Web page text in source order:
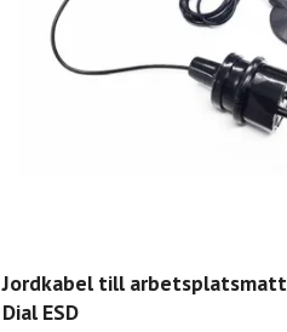
Jordkabel till
Dial ESD